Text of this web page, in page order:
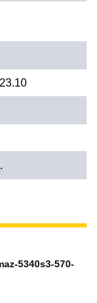
5340s3-570-